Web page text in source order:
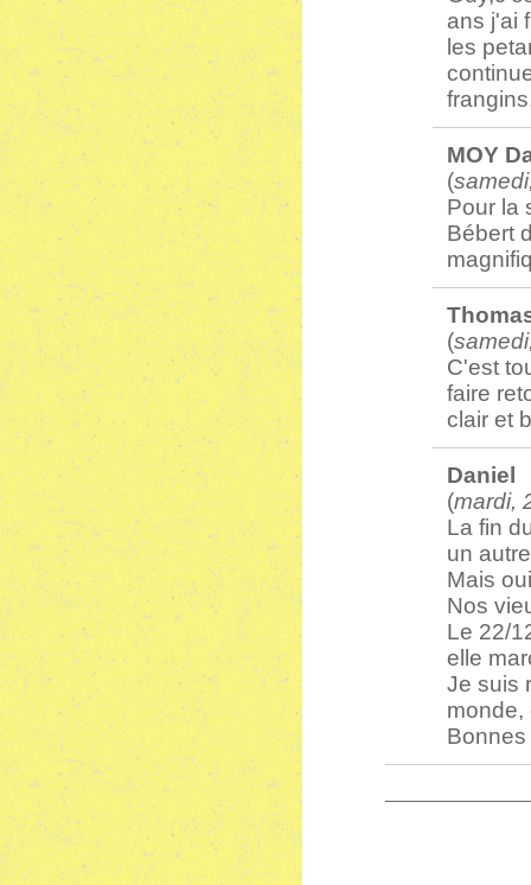
ans j'ai
les
MOY
(
Pour la
Bébert
(
C'est
faire
clair et
Daniel
(mardi,
La fin
un
Mais
Nos
Le 22/
elle
Je suis
monde,